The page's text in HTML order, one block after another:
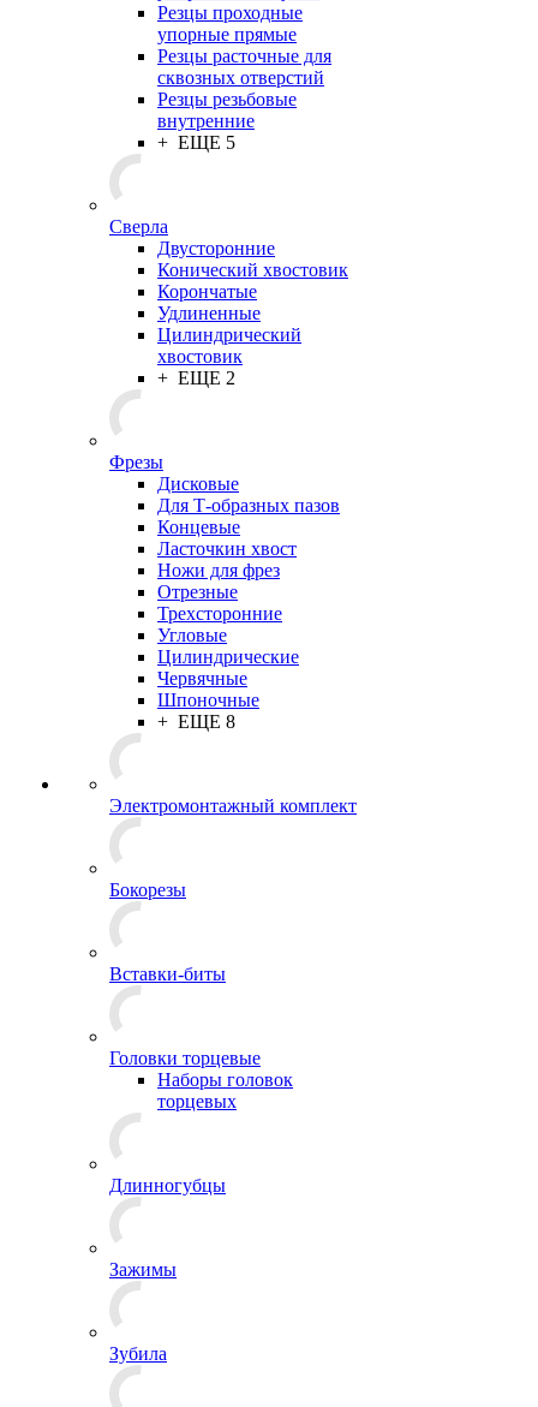
Резцы проходные
упорные прямые
Резцы расточные для
сквозных отверстий
Резцы резьбовые
внутренние
+ ЕЩЕ 5
Сверла
Двусторонние
Конический хвостовик
Корончатые
Удлиненные
Цилиндрический
хвостовик
+ ЕЩЕ 2
Фрезы
Дисковые
Для Т-образных пазов
Концевые
Ласточкин хвост
Ножи для фрез
Отрезные
Трехсторонние
Угловые
Цилиндрические
Червячные
Шпоночные
+ ЕЩЕ 8
Электромонтажный комплект
Бокорезы
Вставки-биты
Головки торцевые
Наборы головок
торцевых
Длинногубцы
Зажимы
Зубила